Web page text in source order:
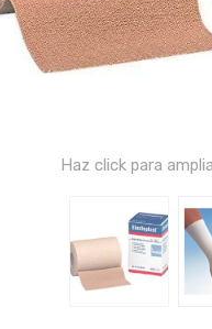
Haz click para